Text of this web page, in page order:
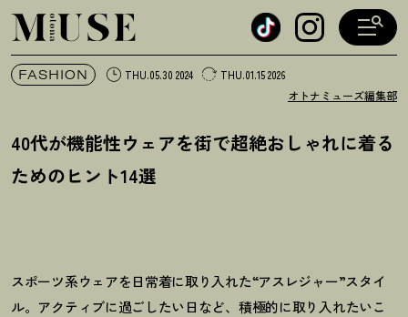
オトナミューズ ウェブ
FASHION THU.05.30 2024 THU.01.15 2026
オトナミューズ編集部
40代が機能性ウェアを街で超絶おしゃれに着る
ためのヒント14選
スポーツ系ウェアを日常着に取り入れた“アスレジャー”スタイ
ル。アクティブに過ごしたい日など、積極的に取り入れたいこ